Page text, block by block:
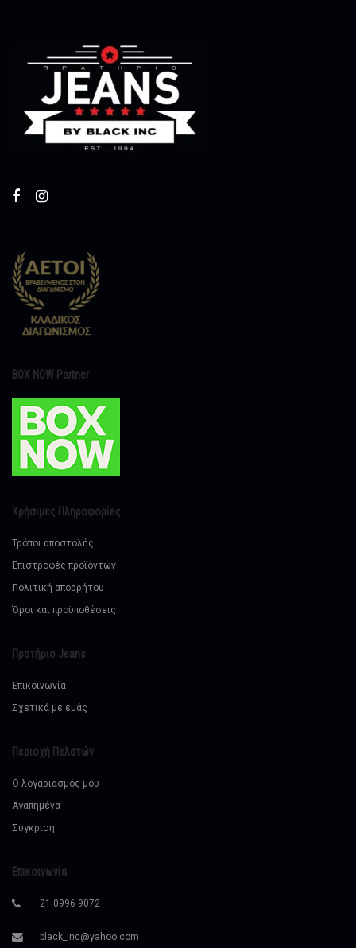
BOX NOW Partner
Χρήσιμες Πληροφορίες
Τρόποι αποστολής
Επιστροφές προϊόντων
Πολιτική απορρήτου
Όροι και προϋποθέσεις
Πρατήριο Jeans
Επικοινωνία
Σχετικά με εμάς
Περιοχή Πελατών
Ο λογαριασμός μου
Αγαπημένα
Σύγκριση
Επικοινωνία
21 0996 9072
black_inc@yahoo.com